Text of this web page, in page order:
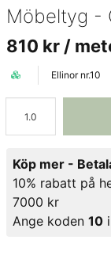
Möbeltyg -
810 kr /
Ellinor nr.10
Köp mer -
10% rabatt på
7000 kr
Ange koden 10